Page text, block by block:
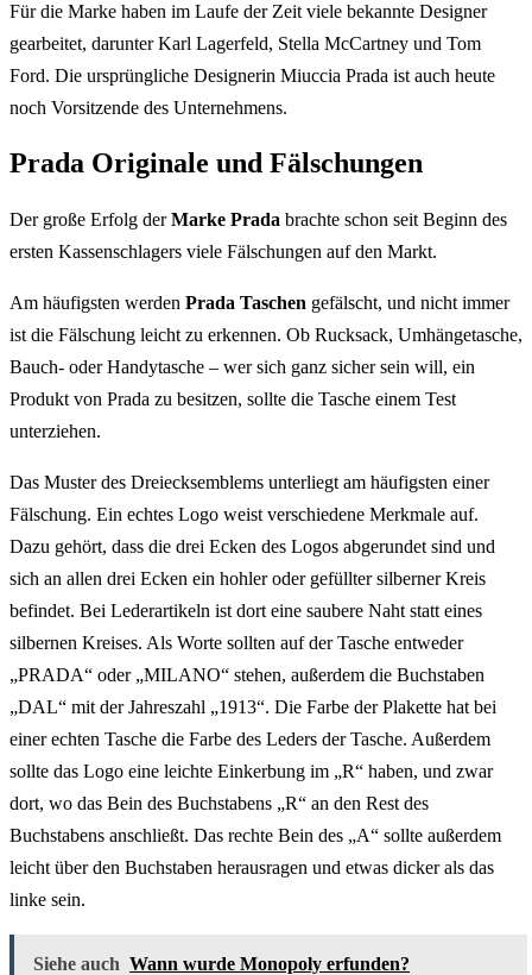
Für die Marke haben im Laufe der Zeit viele bekannte Designer
gearbeitet, darunter Karl Lagerfeld, Stella McCartney und Tom
Ford. Die ursprüngliche Designerin Miuccia Prada ist auch heute
noch Vorsitzende des Unternehmens.
Prada Originale und Fälschungen
Der große Erfolg derMarke Prada brachte schon seit Beginn des
ersten Kassenschlagers viele Fälschungen auf den Markt.
Am häufigsten werden Prada Taschen gefälscht, und nicht immer
ist die Fälschung leicht zu erkennen. Ob Rucksack, Umhängetasche,
Bauch- oder Handytasche – wer sich ganz sicher sein will, ein
Produkt von Prada zu besitzen, sollte die Tasche einem Test
unterziehen.
Das Muster des Dreiecksemblems unterliegt am häufigsten einer
Fälschung. Ein echtes Logo weist verschiedene Merkmale auf.
Dazu gehört, dass die drei Ecken des Logos abgerundet sind und
sich an allen drei Ecken ein hohler oder gefüllter silberner Kreis
befindet. Bei Lederartikeln ist dort eine saubere Naht statt eines
silbernen Kreises. Als Worte sollten auf der Tasche entweder
„PRADA“ oder „MILANO“ stehen, außerdem die Buchstaben
„DAL“ mit der Jahreszahl „1913“. Die Farbe der Plakette hat bei
einer echten Tasche die Farbe des Leders der Tasche. Außerdem
sollte das Logo eine leichte Einkerbung im „R“ haben, und zwar
dort, wo das Bein des Buchstabens „R“ an den Rest des
Buchstabens anschließt. Das rechte Bein des „A“ sollte außerdem
leicht über den Buchstaben herausragen und etwas dicker als das
linke sein.
Siehe auch Wann wurde Monopoly erfunden?